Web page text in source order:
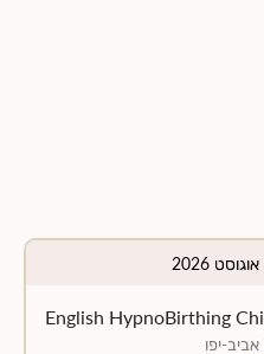
English HypnoBirthing